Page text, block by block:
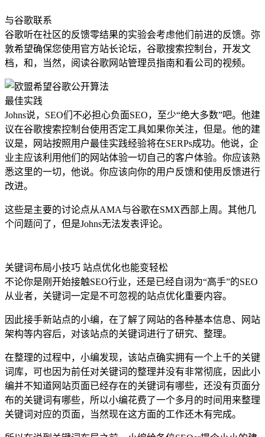
与谷歌联系
谷歌听在社区的反馈零结果的实验会考虑他们前进的反馈。弥
敦希望确保您使用官方站长论坛，谷歌搜索控制台，开发文
档，和，当然，阅读谷歌网站管理员指南和看公司的视频。
最佳实践
Johns说，SEO们不必担心负面SEO，至少“绝大多数”吧。他建
议在谷歌搜索控制台使用否定工具如果你关注，但是。他的建
议是，网站按照用户最佳实践经验将在SERPs成功。他说，企
业主应该利用他们的网站体验一切自己的客户体验。你应该熟
悉这里的一切，他说。你应该向你的用户反馈和使用反馈进行
改进。
这些是主要的讨论点从AMA与谷歌在SMX西部上周。其他几
个问题问了，但是Johns无法发表评论。
关键词布局小技巧 站点优化也能变轻松
不论你是刚开始接触SEO行业，还是已经自诩为“高手”的SEO
从业者，关键词一定是不可忽视的站点优化重要内容。
因此接手新站点的小编，在了解了网站的各种基本信息、网站
架构等内容后，对该站点的关键词进行了研究、整理。
在整理的过程中，小编发现，该站点确实拥有一个上千的关键
词库，可也因为前任对关键词的整理并没有非常彻底，因此小
编并不知道网站页面已经存在的关键词有哪些，还没有页面分
布的关键词有哪些，所以小编花费了一个多月的时间用来整理
关键词对应的页面，当然现在这方面的工作还木有完成。